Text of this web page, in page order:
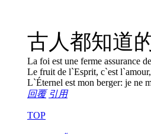
古人都知道
La foi est une ferme assurance
Le fruit de l`Esprit, c`est
L`Éternel est mon berger: je ne
回覆 引用
TOP